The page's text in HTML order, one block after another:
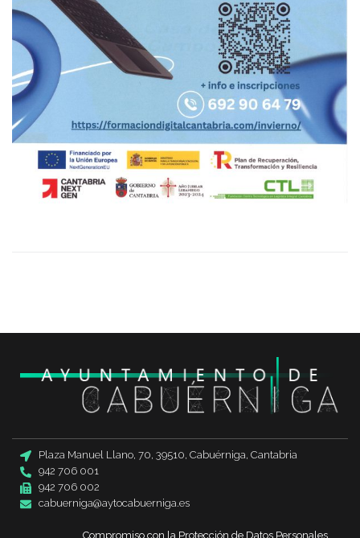
Plaza Manuel Llano, 70, 39510, Cabuérniga, Cantabria
942 706 001
942 706 002
cabuerniga@aytocabuerniga.es
Compromiso con la Protección de Datos Personales